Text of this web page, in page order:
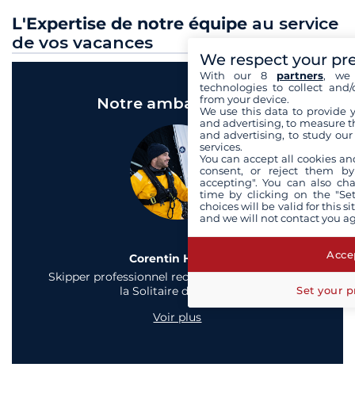
L'Expertise de notre équipe au service
de vos vacances
Notre ambassadeur
Corentin Horeau
Skipper professionnel reconnu et vainqueur de
la Solitaire du Figaro
Voir plus
We respect your
With our 8 partners, we
technologies to collect
from your device.
We use this data to provide
and advertising, to measure
and advertising, to study
services.
You can accept all cookies
consent, or reject them
accepting". You can also
time by clicking on the
choices will be valid for this
and we will not contact you
Set your